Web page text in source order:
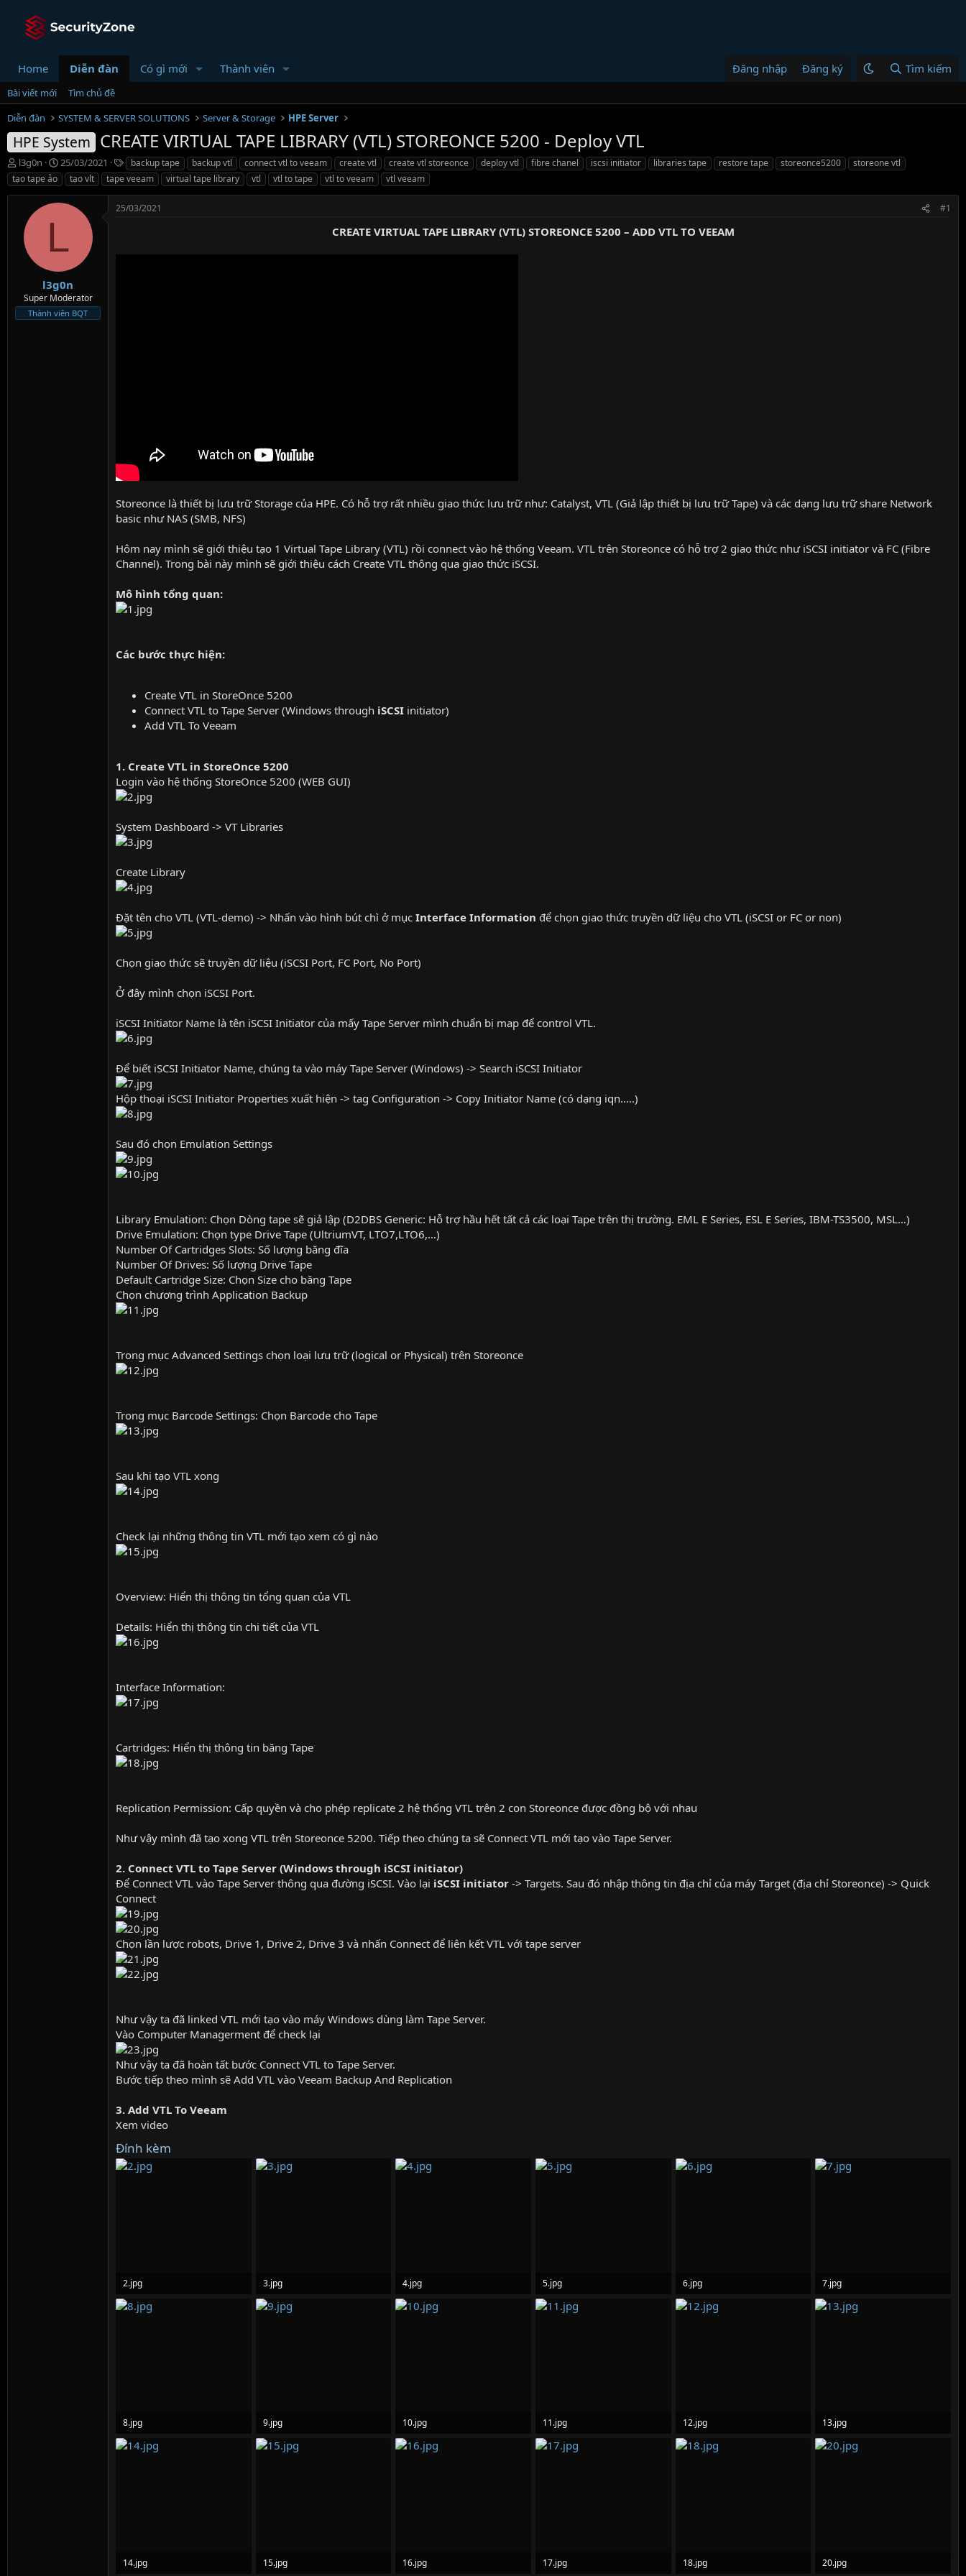
Home Diễn đàn Có gì mới Thành viên Đăng nhập Đăng ký Tìm kiếm
Bài viết mới
Tìm chủ đề
Diễn đàn
SYSTEM & SERVER SOLUTIONS Server & Storage HPE Server
HPE System CREATE VIRTUAL TAPE LIBRARY (VTL) STOREONCE 5200 - Deploy VTL
T
h
r
e
r
l3g0n
N
g
à
y
25/03/2021
T
ừ
k
ó
backup tape backup vtl connect vtl to veeam create vtl create vtl storeonce deploy vtl fibre chanel iscsi initiator libraries tape restore tape storeonce5200
storeone vtl
tạo tape ảo
tạo vlt tape veeam virtual tape library vtl vtl to tape vtl to veeam vtl veeam
L
l3g0n
Super Moderator
Thành viên BQT
25/03/2021 #1
CREATE VIRTUAL TAPE LIBRARY (VTL) STOREONCE 5200 – ADD VTL TO VEEAM
Storeonce là thiết bị lưu trữ Storage của HPE. Có hỗ trợ rất nhiều giao thức lưu trữ như: Catalyst, VTL (Giả lập thiết bị lưu trữ Tape) và các dạng lưu trữ share Network
basic như NAS (SMB, NFS)
Hôm nay mình sẽ giới thiệu tạo 1 Virtual Tape Library (VTL) rồi connect vào hệ thống Veeam. VTL trên Storeonce có hỗ trợ 2 giao thức như iSCSI initiator và FC (Fibre
Channel). Trong bài này mình sẽ giới thiệu cách Create VTL thông qua giao thức iSCSI.
Mô hình tổng quan:
Các bước thực hiện:
Create VTL in StoreOnce 5200
Connect VTL to Tape Server (Windows through iSCSI initiator)
Add VTL To Veeam
1. Create VTL in StoreOnce 5200
Login vào hệ thống StoreOnce 5200 (WEB GUI)
System Dashboard -> VT Libraries
Create Library
Đặt tên cho VTL (VTL-demo) -> Nhấn vào hình bút chì ở mục Interface Information để chọn giao thức truyền dữ liệu cho VTL (iSCSI or FC or non)
Chọn giao thức sẽ truyền dữ liệu (iSCSI Port, FC Port, No Port)
Ở đây mình chọn iSCSI Port.
iSCSI Initiator Name là tên iSCSI Initiator của mấy Tape Server mình chuẩn bị map để control VTL.
Để biết iSCSI Initiator Name, chúng ta vào máy Tape Server (Windows) -> Search iSCSI Initiator
Hộp thoại iSCSI Initiator Properties xuất hiện -> tag Configuration -> Copy Initiator Name (có dạng iqn…..)
Sau đó chọn Emulation Settings
Library Emulation: Chọn Dòng tape sẽ giả lập (D2DBS Generic: Hỗ trợ hầu hết tất cả các loại Tape trên thị trường. EML E Series, ESL E Series, IBM-TS3500, MSL…)
Drive Emulation: Chọn type Drive Tape (UltriumVT, LTO7,LTO6,…)
Number Of Cartridges Slots: Số lượng băng đĩa
Number Of Drives: Số lượng Drive Tape
Default Cartridge Size: Chọn Size cho băng Tape
Chọn chương trình Application Backup
Trong mục Advanced Settings chọn loại lưu trữ (logical or Physical) trên Storeonce
Trong mục Barcode Settings: Chọn Barcode cho Tape
Sau khi tạo VTL xong
Check lại những thông tin VTL mới tạo xem có gì nào
Overview: Hiển thị thông tin tổng quan của VTL
Details: Hiển thị thông tin chi tiết của VTL
Interface Information:
Cartridges: Hiển thị thông tin băng Tape
Replication Permission: Cấp quyền và cho phép replicate 2 hệ thống VTL trên 2 con Storeonce được đồng bộ với nhau
Như vậy mình đã tạo xong VTL trên Storeonce 5200. Tiếp theo chúng ta sẽ Connect VTL mới tạo vào Tape Server.
2. Connect VTL to Tape Server (Windows through iSCSI initiator)
Để Connect VTL vào Tape Server thông qua đường iSCSI. Vào lại iSCSI initiator -> Targets. Sau đó nhập thông tin địa chỉ của máy Target (địa chỉ Storeonce) -> Quick
Connect
Chọn lần lược robots, Drive 1, Drive 2, Drive 3 và nhấn Connect để liên kết VTL với tape server
Như vậy ta đã linked VTL mới tạo vào máy Windows dùng làm Tape Server.
Vào Computer Managerment để check lại
Như vậy ta đã hoàn tất bước Connect VTL to Tape Server.
Bước tiếp theo mình sẽ Add VTL vào Veeam Backup And Replication
3. Add VTL To Veeam
Xem video
Đính kèm
2.jpg
134.4 KB · Lượt xem: 0
3.jpg
135.4 KB · Lượt xem: 0
4.jpg
99.7 KB · Lượt xem: 0
5.jpg
106.9 KB · Lượt xem: 0
6.jpg
117.8 KB · Lượt xem: 0
7.jpg
47.8 KB · Lượt xem: 0
8.jpg
102.3 KB · Lượt xem: 0
9.jpg
94.3 KB · Lượt xem: 0
10.jpg
99.9 KB · Lượt xem: 0
11.jpg
119.6 KB · Lượt xem: 0
12.jpg
92.1 KB · Lượt xem: 0
13.jpg
101.3 KB · Lượt xem: 0
14.jpg 15.jpg 16.jpg 17.jpg 18.jpg 20.jpg